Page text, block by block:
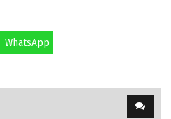
WhatsApp